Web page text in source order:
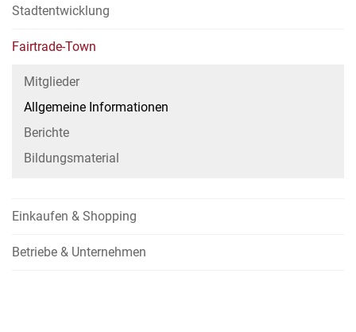
Stadtentwicklung
Fairtrade-Town
Mitglieder
Allgemeine Informationen
Berichte
Bildungsmaterial
Einkaufen & Shopping
Betriebe & Unternehmen